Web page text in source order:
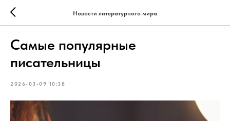
Новости литературного мира
Самые популярные
писательницы
2026-03-09 10:38